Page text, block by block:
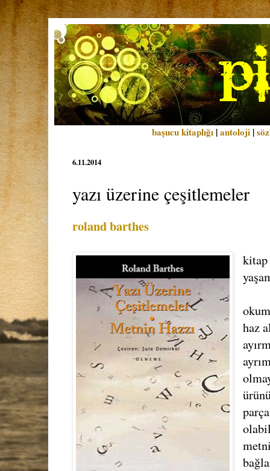
başucu kitaplığı |antoloji |
6.11.2014
yazı üzerine çeşitlemeler
roland barthes
kitap
haz